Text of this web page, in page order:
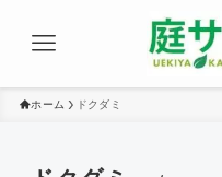
ホーム ドクダミ